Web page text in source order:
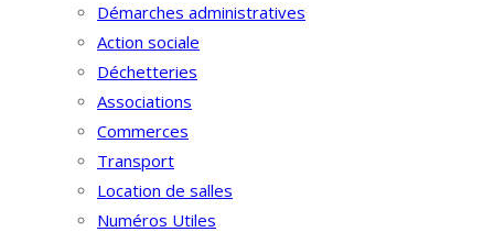
Démarches administratives
Action sociale
Déchetteries
Associations
Commerces
Transport
Location de salles
Numéros Utiles